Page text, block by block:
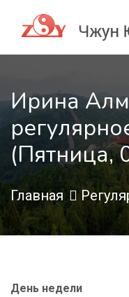
Ирина
(Пятница,
Главная
День недели